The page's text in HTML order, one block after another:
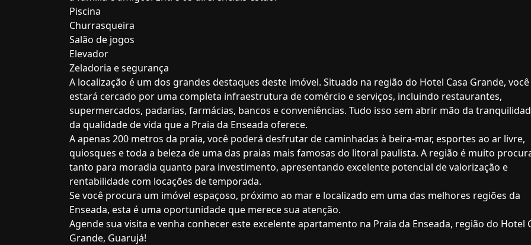
Piscina
Churrasqueira
Salão de jogos
Elevador
Zeladoria e segurança
A localização é um dos grandes destaques deste imóvel. Situado na região do Hotel Casa Grande, você
estará cercado por uma completa infraestrutura de comércio e serviços, incluindo restaurantes,
supermercados, padarias, farmácias, bancos e conveniências. Tudo isso sem abrir mão da
da qualidade de vida que a Praia da Enseada oferece.
A apenas 200 metros da praia, você poderá desfrutar de caminhadas à beira-mar, esportes ao ar livre,
quiosques e toda a beleza de uma das praias mais famosas do litoral paulista. A região é muito
tanto para moradia quanto para investimento, apresentando excelente potencial de valorização e
rentabilidade com locações de temporada.
Se você procura um imóvel espaçoso, próximo ao mar e localizado em uma das melhores regiões da
Enseada, esta é uma oportunidade que merece sua atenção.
Agende sua visita e venha conhecer este excelente apartamento na Praia da Enseada, região do Hotel
Grande, Guarujá!